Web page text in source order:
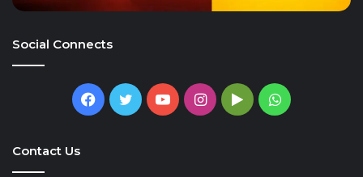
Social Connects
Facebook
TwitterYouTubeInstagram
GoogleWhatsApp
Contact Us